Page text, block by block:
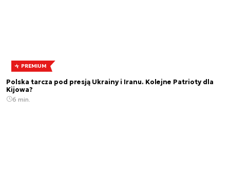
PREMIUM
Polska tarcza pod presją Ukrainy i Iranu. Kolejne Patrioty dla
Kijowa?
6 min.